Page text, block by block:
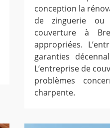
conception la
de zinguerie ou
couverture à
appropriées.
garanties
L’entreprise de
problèmes
charpente.